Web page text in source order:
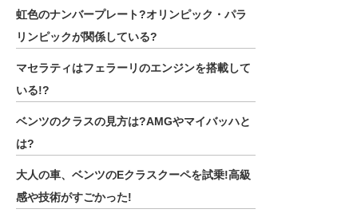
虹色のナンバープレート?オリンピック・パラ
リンピックが関係している?
マセラティはフェラーリのエンジンを搭載して
いる!?
ベンツのクラスの見方は?AMGやマイバッハと
は?
大人の車、ベンツのEクラスクーペを試乗!高級
感や技術がすごかった!